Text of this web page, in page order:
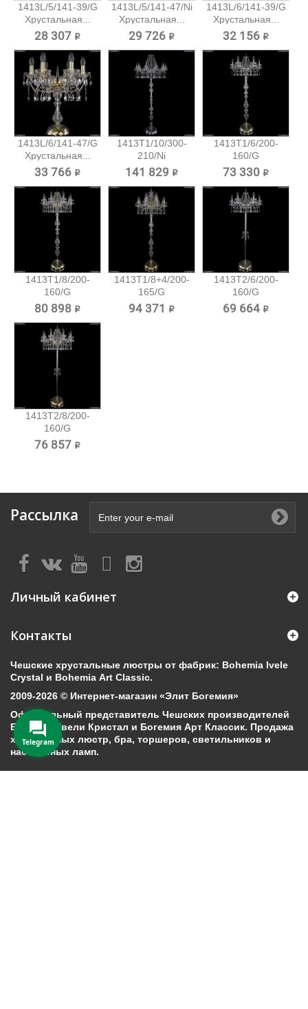
1413L/5/141-39/G
Хрустальная...
28 307 ₽
1413L/5/141-47/Ni
Хрустальная...
29 726 ₽
1413L/6/141-39/G
Хрустальная...
32 156 ₽
1413L/6/141-47/G
Хрустальная...
33 766 ₽
1413T1/10/300-
210/Ni
Хрустальный...
141 829 ₽
1413T1/6/200-
160/G
Хрустальный
73 330 ₽
1413T1/8/200-
160/G
Хрустальный
80 898 ₽
1413T1/8+4/200-
165/G
Хрустальный...
94 371 ₽
1413T2/6/200-
160/G
Хрустальный
69 664 ₽
1413T2/8/200-
160/G
Хрустальный
76 857 ₽
Рассылка
Личный кабинет
Контакты
Чешские хрустальные люстры от фабрик: Bohemia Ivele
Crystal и Bohemia Art Classic.
2009-2026 © Интернет-магазин «Элит Богемия»
Официальный представитель Чешских производителей
Богемия Ивели Кристал и Богемия Арт Классик. Продажа
хрустальных люстр, бра, торшеров, светильников и
настольных ламп.
Telegram